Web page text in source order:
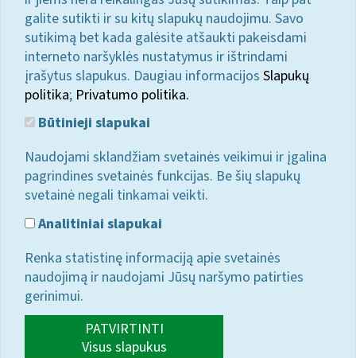
galite sutikti ir su kitų slapukų naudojimu. Savo
sutikimą bet kada galėsite atšaukti pakeisdami
interneto naršyklės nustatymus ir ištrindami
įrašytus slapukus. Daugiau informacijos Slapukų
politika; Privatumo politika.
Būtinieji slapukai
Naudojami sklandžiam svetainės veikimui ir įgalina
pagrindines svetainės funkcijas. Be šių slapukų
svetainė negali tinkamai veikti.
Analitiniai slapukai
Renka statistinę informaciją apie svetainės
naudojimą ir naudojami Jūsų naršymo patirties
gerinimui.
PATVIRTINTI
Visus slapukus